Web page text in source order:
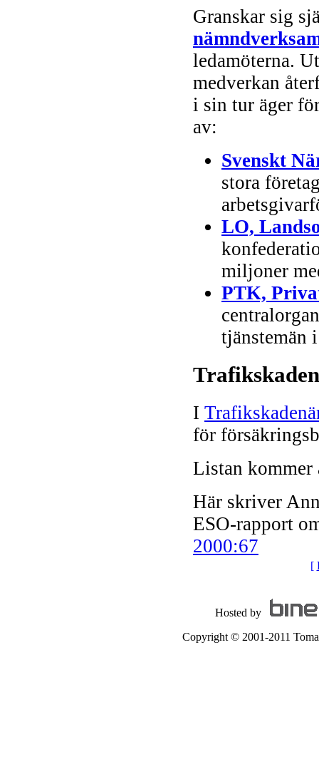
Granskar sig
ledamöterna.
medverkan
i sin tur äger
av:
Svenskt
stora
LO,
miljoner
PTK,
tjänstemän
I
för
Listan kommer
Här skriver
ESO-rapport
2000:67
[
Hosted by
Copyright © 2001-2011